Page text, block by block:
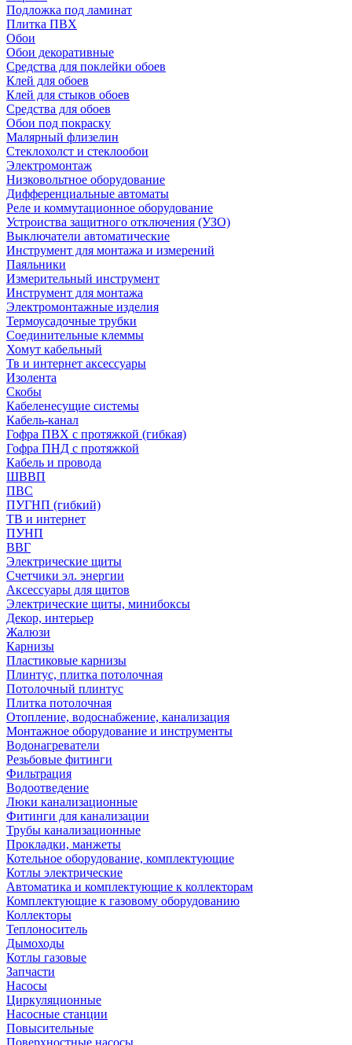
Подложка под ламинат
Плитка ПВХ
Обои
Обои декоративные
Средства для поклейки обоев
Клей для обоев
Клей для стыков обоев
Средства для обоев
Обои под покраску
Малярный флизелин
Стеклохолст и стеклообои
Электромонтаж
Низковольтное оборудование
Дифференциальные автоматы
Реле и коммутационное оборудование
Устроиства защитного отключения (УЗО)
Выключатели автоматические
Инструмент для монтажа и измерений
Паяльники
Измерительный инструмент
Инструмент для монтажа
Электромонтажные изделия
Термоусадочные трубки
Соединительные клеммы
Хомут кабельный
Тв и интернет аксессуары
Изолента
Скобы
Кабеленесущие системы
Кабель-канал
Гофра ПВХ с протяжкой (гибкая)
Гофра ПНД с протяжкой
Кабель и провода
ШВВП
ПВС
ПУГНП (гибкий)
ТВ и интернет
ПУНП
ВВГ
Электрические щиты
Счетчики эл. энергии
Аксессуары для щитов
Электрические щиты, минибоксы
Декор, интерьер
Жалюзи
Карнизы
Пластиковые карнизы
Плинтус, плитка потолочная
Потолочный плинтус
Плитка потолочная
Отопление, водоснабжение, канализация
Монтажное оборудование и инструменты
Водонагреватели
Резьбовые фитинги
Фильтрация
Водоотведение
Люки канализационные
Фитинги для канализации
Трубы канализационные
Прокладки, манжеты
Котельное оборудование, комплектующие
Котлы электрические
Автоматика и комплектующие к коллекторам
Комплектующие к газовому оборудованию
Коллекторы
Теплоноситель
Дымоходы
Котлы газовые
Запчасти
Насосы
Циркуляционные
Насосные станции
Повысительные
Поверхностные насосы